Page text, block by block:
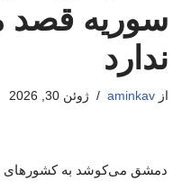
سوریه قصد
ندارد
از aminkav ژوئن 30, 2026
دمشق می‌کوشد به کشورهای